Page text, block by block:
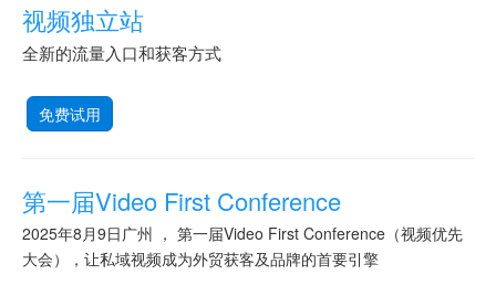
视频独立站
全新的流量入口和获客方式
免费试用
第一届Video First Conference
2025年8月9日广州 ， 第一届Video First Conference（视频优先
大会），让私域视频成为外贸获客及品牌的首要引擎